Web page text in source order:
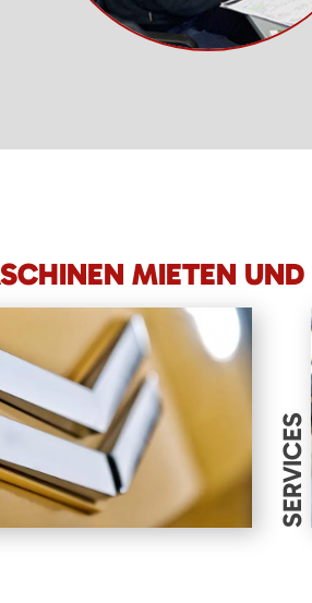
MIETEN
SERVICES